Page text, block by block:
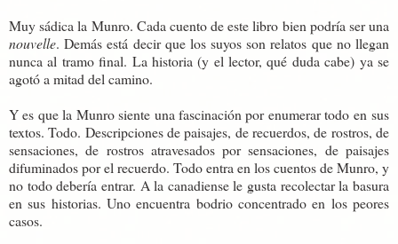
Muy sádica la Munro. Cada cuento de este libro bien podría ser una
nouvelle. Demás está decir que los suyos son relatos que no llegan
nunca al tramo final. La historia (y el lector, qué duda cabe) ya se
agotó a mitad del camino.
Y es que la Munro siente una fascinación por enumerar todo en sus
textos. Todo. Descripciones de paisajes, de recuerdos, de rostros, de
sensaciones, de rostros atravesados por sensaciones, de paisajes
difuminados por el recuerdo. Todo entra en los cuentos de Munro, y
no todo debería entrar. A la canadiense le gusta recolectar la basura
en sus historias. Uno encuentra bodrio concentrado en los peores
casos.